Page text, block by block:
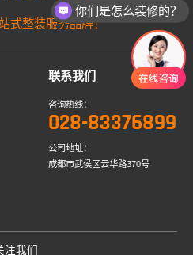
式整装服务品牌！
联系我们
咨询热线：
028-83376899
公司地址：
成都市武侯区云华路370号
注我们
你们是怎么装修的？